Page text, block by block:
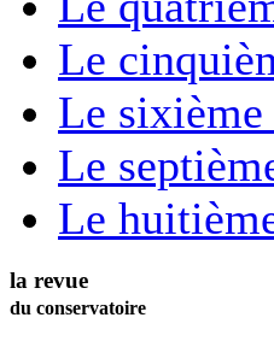
Le
Le sixième
Le
Le
la revue
du conservatoire